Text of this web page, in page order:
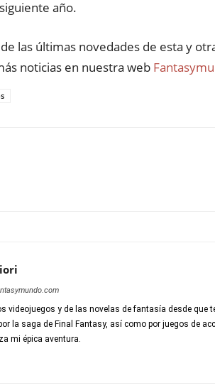
año.
las últimas novedades de esta y
noticias en nuestra web
videojuegos y de las novelas de fantasía desde que
la saga de Final Fantasy, así como por juegos de
mi épica aventura.